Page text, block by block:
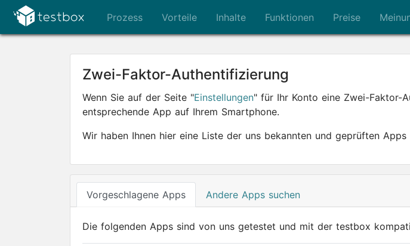
Prozess Vorteile Inhalte Funktionen Preise
Zwei-Faktor-Authentifizierung
Wenn Sie auf der Seite "Einstellungen" für Ihr Konto eine Zwei-Faktor-
entsprechende App auf Ihrem Smartphone.
Wir haben Ihnen hier eine Liste der uns bekannten und geprüften
Vorgeschlagene Apps Andere Apps suchen
Die folgenden Apps sind von uns getestet und mit der testbox